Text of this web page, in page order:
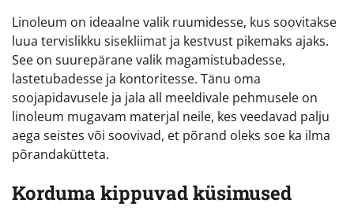
Linoleum on ideaalne valik ruumidesse, kus soovitakse
luua tervislikku sisekliimat ja kestvust pikemaks ajaks.
See on suurepärane valik magamistubadesse,
lastetubadesse ja kontoritesse. Tänu oma
soojapidavusele ja jala all meeldivale pehmusele on
linoleum mugavam materjal neile, kes veedavad palju
aega seistes või soovivad, et põrand oleks soe ka ilma
põrandakütteta.
Korduma kippuvad küsimused